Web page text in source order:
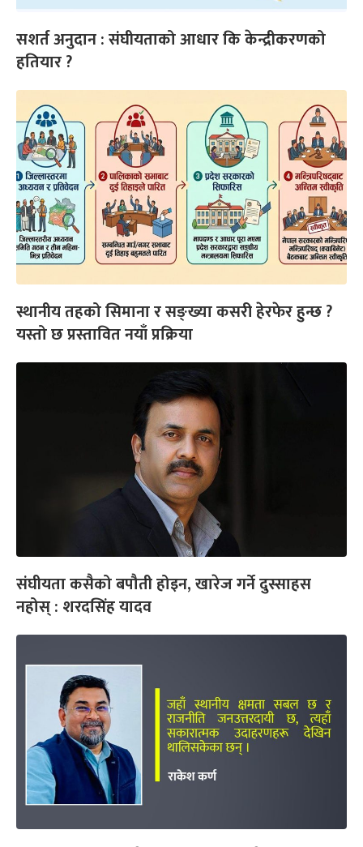
सशर्त अनुदान : संघीयताको आधार कि केन्द्रीकरणको
हतियार ?
स्थानीय तहको सिमाना र सङ्ख्या कसरी हेरफेर हुन्छ ?
यस्तो छ प्रस्तावित नयाँ प्रक्रिया
संघीयता कसैको बपौती होइन, खारेज गर्ने दुस्साहस
नहोस् : शरदसिंह यादव